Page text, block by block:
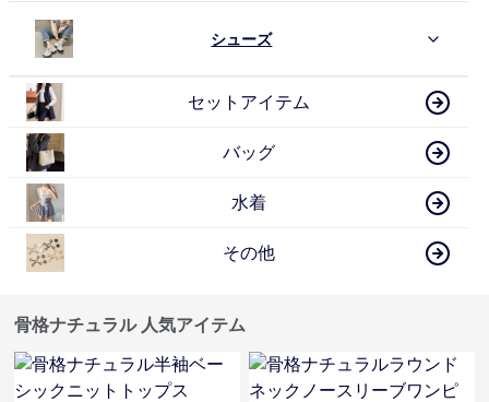
シューズ
セットアイテム
バッグ
水着
その他
骨格ナチュラル 人気アイテム